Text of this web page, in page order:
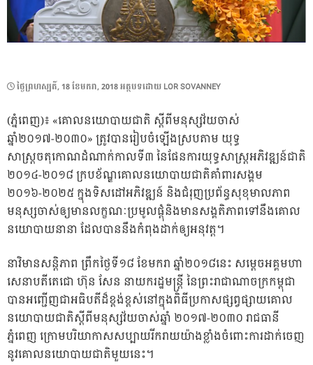
POSTED
ថ្ងៃ​ព្រហស្បតិ៍, 18 ខែ​មករា, 2018អត្ថបទដោយ LOR SOVANNEY
(ភ្នំពេញ)៖ «គោលនយោបាយជាតិ ស្ដីពីមនុស្សវ័យចាស់
ឆ្នាំ២០១៧-២០៣០» ត្រូវបានរៀបចំឡើងស្របតាម យុទ្ធ
សាស្ដ្រចតុកោណដំណាក់កាលទី៣ នៃផែនការយុទ្ធសាស្ដ្រអភិវឌ្ឍន៍ជាតិ
២០១៤-២០១៨ ក្របខ័ណ្ឌគោលនយោបាយជាតិគាំពារសង្គម
២០១៦-២០២៥ ក្នុងទិសដៅអភិវឌ្ឍន៍ និងជំរុញប្រព័ន្ធសុខុមាលភាព
មនុស្សចាស់ឲ្យមានលក្ខណៈប្រមូលផ្ដុំនិងមានសង្គតិភាពទៅនឹងគោល
នយោបាយនានា ដែលបាននឹងកំពុងដាក់ឲ្យអនុវត្ត។
នាវិមានសន្តិភាព ព្រឹកថ្ងៃទី១៨ ខែមករា ឆ្នាំ២០១៨នេះ សម្តេចអគ្គមហា
សេនាបតីតេជោ ហ៊ុន សែន នាយករដ្ឋមន្ត្រី នៃព្រះរាជាណាចក្រកម្ពុជា
បានអញ្ជើញជាអធិបតីដ៏ខ្ពង់ខ្ពស់នៅក្នុងពិធីប្រកាសផ្សព្វផ្សាយគោល
នយោបាយជាតិស្តីពីមនុស្សវ័យចាស់ឆ្នាំ ២០១៧-២០៣០ រាជធានី
ភ្នំពេញ ក្រោមបរិយាកាសសប្បាយរីករាយយ៉ាងខ្លាំងចំពោះការដាក់ចេញ
នូវគោលនយោបាយជាតិមួយនេះ។